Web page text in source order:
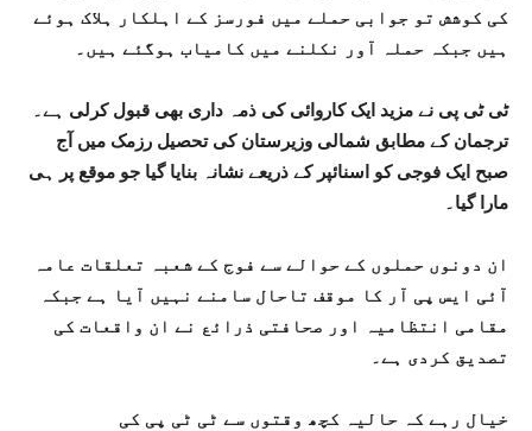
کی کوشش تو جوابی حملے میں فورسز کے اہلکار ہلاک ہوئے
ہیں جبکہ حملہ آور نکلنے میں کامیاب ہوگئے ہیں۔
ٹی ٹی پی نے مزید ایک کاروائی کی ذمہ داری بھی قبول کرلی ہے۔
ترجمان کے مطابق شمالی وزیرستان کی تحصیل رزمک میں آج
صبح ایک فوجی کو اسنائپر کے ذریعے نشانہ بنایا گیا جو موقع پر ہی
مارا گیا۔
ان دونوں حملوں کے حوالے سے فوج کے شعبہ تعلقات عامہ
آئی ایس پی آر کا موقف تاحال سامنے نہیں آیا ہے جبکہ
مقامی انتظامیہ اور صحافتی ذرائع نے ان واقعات کی
تصدیق کردی ہے۔
خیال رہے کہ حالیہ کچھ وقتوں سے ٹی ٹی پی کی